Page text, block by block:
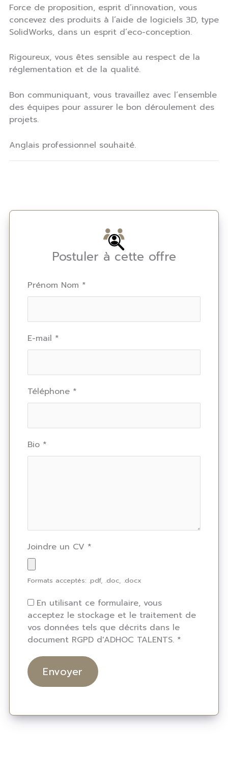
Force de proposition, esprit d’innovation, vous
concevez des produits à l’aide de logiciels 3D, type
SolidWorks, dans un esprit d’eco-conception.
Rigoureux, vous êtes sensible au respect de la
réglementation et de la qualité.
Bon communiquant, vous travaillez avec l’ensemble
des équipes pour assurer le bon déroulement des
projets.
Anglais professionnel souhaité.
Postuler à cette offre
Prénom Nom *
E-mail *
Téléphone *
Bio *
Joindre un CV *
Formats acceptés: .pdf, .doc, .docx
En utilisant ce formulaire, vous
acceptez le stockage et le traitement de
vos données tels que décrits dans le
document RGPD d'ADHOC TALENTS. *